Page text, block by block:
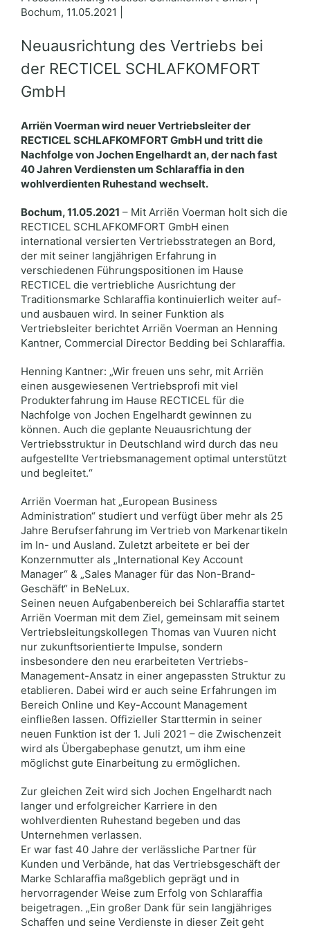
Bochum, 11.05.2021 |
Neuausrichtung des Vertriebs bei
der RECTICEL SCHLAFKOMFORT
GmbH
Arriën Voerman wird neuer Vertriebsleiter der
RECTICEL SCHLAFKOMFORT GmbH und tritt die
Nachfolge von Jochen Engelhardt an, der nach fast
40 Jahren Verdiensten um Schlaraffia in den
wohlverdienten Ruhestand wechselt.
Bochum, 11.05.2021 – Mit Arriën Voerman holt sich die
RECTICEL SCHLAFKOMFORT GmbH einen
international versierten Vertriebsstrategen an Bord,
der mit seiner langjährigen Erfahrung in
verschiedenen Führungspositionen im Hause
RECTICEL die vertriebliche Ausrichtung der
Traditionsmarke Schlaraffia kontinuierlich weiter auf-
und ausbauen wird. In seiner Funktion als
Vertriebsleiter berichtet Arriën Voerman an Henning
Kantner, Commercial Director Bedding bei Schlaraffia.
Henning Kantner: „Wir freuen uns sehr, mit Arriën
einen ausgewiesenen Vertriebsprofi mit viel
Produkterfahrung im Hause RECTICEL für die
Nachfolge von Jochen Engelhardt gewinnen zu
können. Auch die geplante Neuausrichtung der
Vertriebsstruktur in Deutschland wird durch das neu
aufgestellte Vertriebsmanagement optimal unterstützt
und begleitet.“
Arriën Voerman hat „European Business
Administration“ studiert und verfügt über mehr als 25
Jahre Berufserfahrung im Vertrieb von Markenartikeln
im In- und Ausland. Zuletzt arbeitete er bei der
Konzernmutter als „International Key Account
Manager“ & „Sales Manager für das Non-Brand-
Geschäft“ in BeNeLux.
Seinen neuen Aufgabenbereich bei Schlaraffia startet
Arriën Voerman mit dem Ziel, gemeinsam mit seinem
Vertriebsleitungskollegen Thomas van Vuuren nicht
nur zukunftsorientierte Impulse, sondern
insbesondere den neu erarbeiteten Vertriebs-
Management-Ansatz in einer angepassten Struktur zu
etablieren. Dabei wird er auch seine Erfahrungen im
Bereich Online und Key-Account Management
einfließen lassen. Offizieller Starttermin in seiner
neuen Funktion ist der 1. Juli 2021 – die Zwischenzeit
wird als Übergabephase genutzt, um ihm eine
möglichst gute Einarbeitung zu ermöglichen.
Zur gleichen Zeit wird sich Jochen Engelhardt nach
langer und erfolgreicher Karriere in den
wohlverdienten Ruhestand begeben und das
Unternehmen verlassen.
Er war fast 40 Jahre der verlässliche Partner für
Kunden und Verbände, hat das Vertriebsgeschäft der
Marke Schlaraffia maßgeblich geprägt und in
hervorragender Weise zum Erfolg von Schlaraffia
beigetragen. „Ein großer Dank für sein langjähriges
Schaffen und seine Verdienste in dieser Zeit geht